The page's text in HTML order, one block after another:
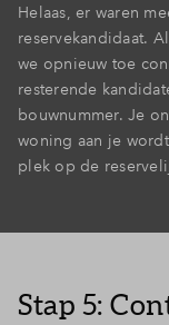
Helaas, er waren
reservekandidaat.
we opnieuw toe
resterende
bouwnummer. Je
woning aan je
plek op de
Stap 5: